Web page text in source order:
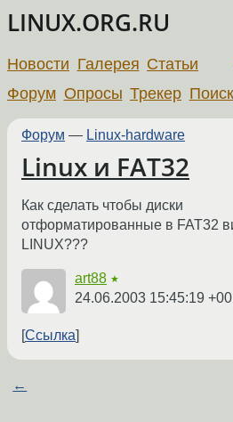
LINUX.ORG.RU
Новости Галерея Статьи
Форум Опросы Трекер Поиск
Форум — Linux-hardware
Linux и FAT32
Как сделать чтобы диски
отформатированные в FAT32
LINUX???
art88 ★
24.06.2003 15:45:19
Ссылка
←